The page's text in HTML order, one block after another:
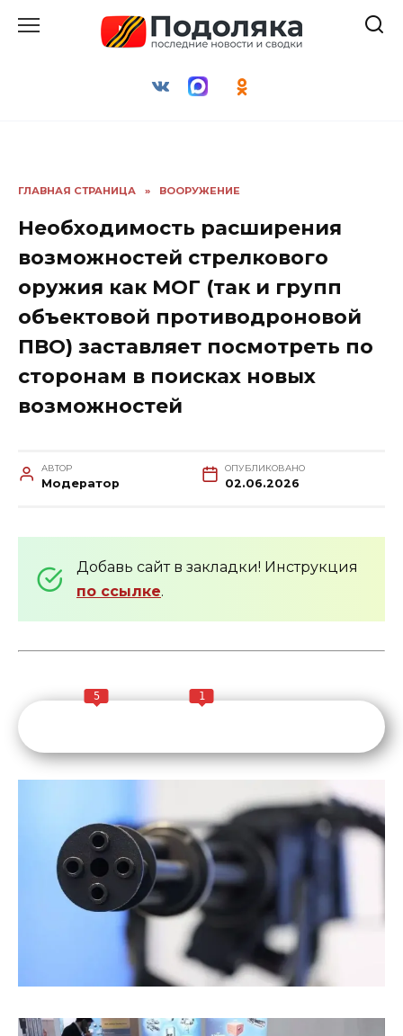
ГЛАВНАЯ СТРАНИЦА » ВООРУЖЕНИЕ
Необходимость расширения
возможностей стрелкового
оружия как МОГ (так и групп
объектовой противодроновой
ПВО) заставляет посмотреть по
сторонам в поисках новых
возможностей
АВТОР
Модератор
ОПУБЛИКОВАНО
02.06.2026
Добавь сайт в закладки! Инструкция
по ссылке.
5 1